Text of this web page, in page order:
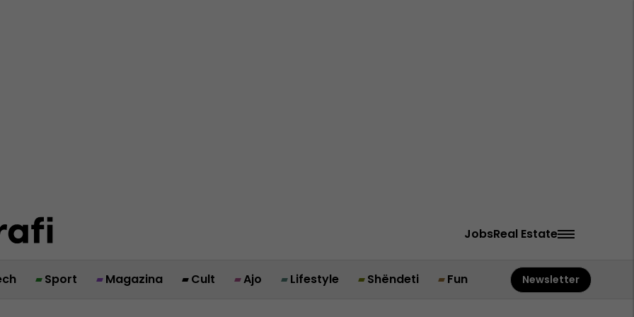
JobsReal Estate
Sport Magazina Cult Ajo Lifestyle Shëndeti Fun Newsletter